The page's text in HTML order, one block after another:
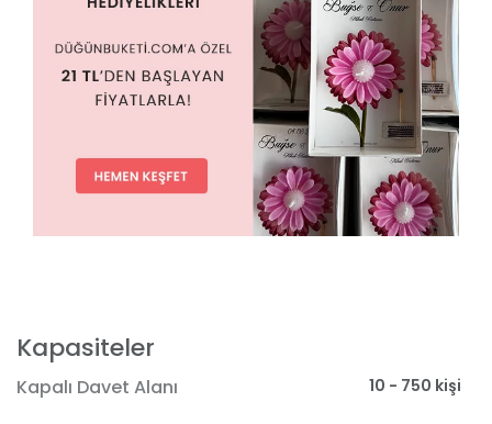
Kapasiteler
Kapalı Davet Alanı 10 - 750 kişi